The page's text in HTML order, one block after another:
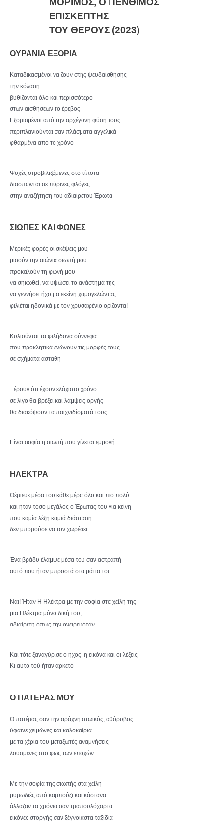
ΕΠΙΣΚΕΠΤΗΣ
ΤΟΥ ΘΕΡΟΥΣ (2023)
ΟΥΡΑΝΙΑ ΕΞΟΡΙΑ
Καταδικασμένοι να ζουν στης ψευδαίσθησης
την κόλαση
βυθίζονται όλο και περισσότερο
στων αισθήσεων το έρεβος
Εξορισμένοι από την αρχέγονη φύση τους
περιπλανιούνται σαν πλάσματα αγγελικά
φθαρμένα από το χρόνο
Ψυχές στροβιλιζόμενες στο τίποτα
διασπώνται σε πύρινες φλόγες
στην αναζήτηση του αδιαίρετου Έρωτα
ΣΙΩΠΕΣ ΚΑΙ ΦΩΝΕΣ
Μερικές φορές οι σκέψεις μου
μισούν την αιώνια σιωπή μου
προκαλούν τη φωνή μου
να σηκωθεί, να υψώσει το ανάστημά της
να γεννήσει ήχο μα εκείνη χαμογελώντας
φιλιέται ηδονικά με τον χρυσαφένιο ορίζοντα!
Κυλιούνται τα φιλήδονα σύννεφα
που προκλητικά ενώνουν τις μορφές τους
σε σχήματα ασταθή
Ξέρουν ότι έχουν ελάχιστο χρόνο
σε λίγο θα βρέξει και λάμψεις οργής
θα διακόψουν τα παιχνιδίσματά τους
Είναι σοφία η σιωπή που γίνεται εμμονή
ΗΛΕΚΤΡΑ
Θέριευε μέσα του κάθε μέρα όλο και πιο πολύ
και ήταν τόσο μεγάλος ο Έρωτας του για κείνη
που καμία λέξη καμιά διάσταση
δεν μπορούσε να τον χωρέσει
Ένα βράδυ έλαμψε μέσα του σαν αστραπή
αυτό που ήταν μπροστά στα μάτια του
Ναι! Ήταν Η Ηλέκτρα με την σοφία στα χείλη της
μια Ηλέκτρα μόνο δική του,
αδιαίρετη όπως την ονειρευόταν
Και τότε ξαναγύρισε ο ήχος, η εικόνα και οι λέξεις
Κι αυτό τού ήταν αρκετό
Ο ΠΑΤΕΡΑΣ ΜΟΥ
Ο πατέρας σαν την αράχνη στωικός, αθόρυβος
ύφαινε χειμώνες και καλοκαίρια
με τα χέρια του μεταξωτές αναμνήσεις
λουσμένες στο φως των εποχών
Με την σοφία της σιωπής στα χείλη
μυρωδιές από καρπούζι και κάστανα
άλλαζαν τα χρόνια σαν τραπουλόχαρτα
εικόνες στοργής σαν ξέγνοιαστα ταξίδια